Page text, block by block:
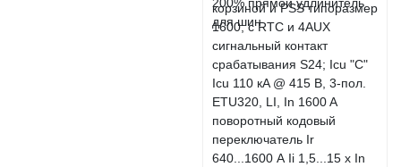
корзиной и PSS типоразмер
1600; с RTC и 4AUX
сигнальный контакт
срабатывания S24; Icu "C"
Icu 110 кA @ 415 В, 3-пол.
ETU320, LI, In 1600 A
поворотный кодовый
переключатель Ir
640...1600 А Ii 1,5...15 x In